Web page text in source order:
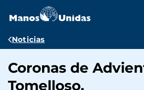
contenido
Ruta
navegación
Noticias
Coronas de
Tomelloso.